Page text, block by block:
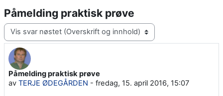
Påmelding praktisk prøve
Visningsmodus
Påmelding praktisk prøve
av TERJE ØDEGÅRDEN - fredag, 15. april 2016, 15:07
Antall svar: 0